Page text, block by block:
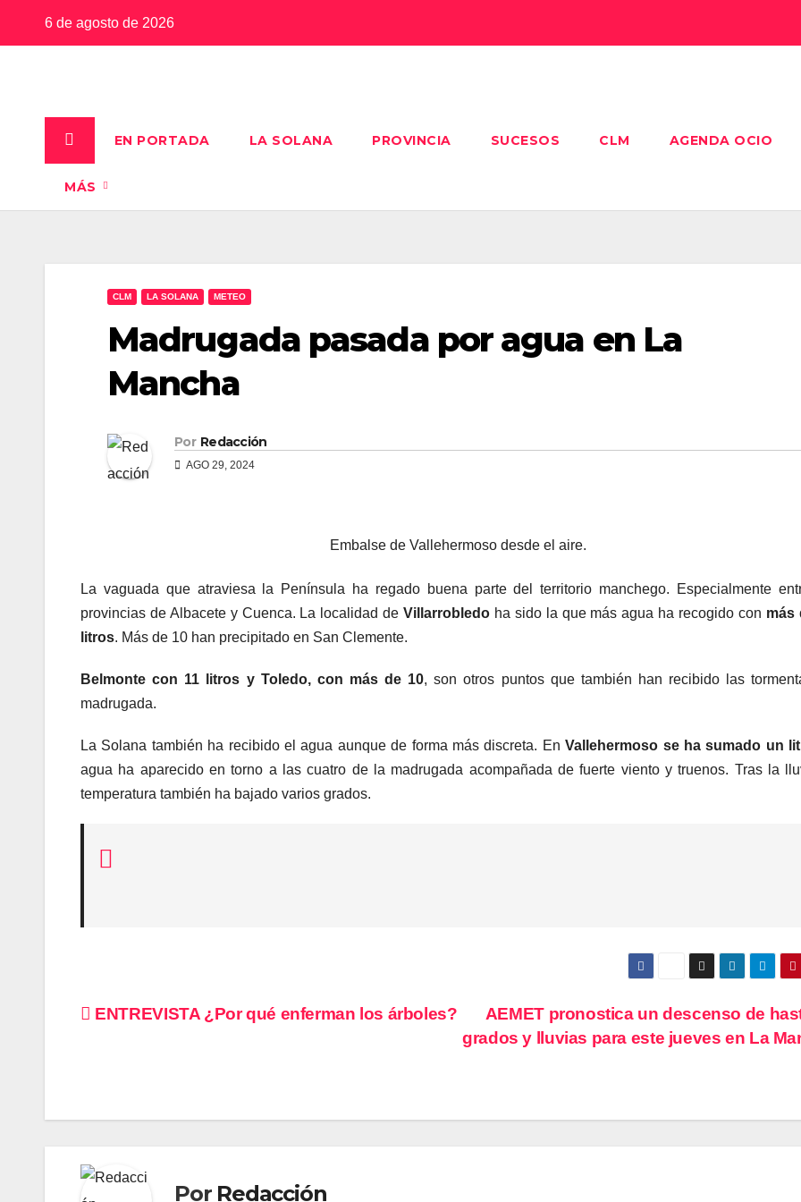
6 de agosto de 2026
EN PORTADA LA SOLANA PROVINCIA SUCESOS CLM AGENDA OCIO
MÁS
CLM LA SOLANA METEO
Madrugada pasada por agua en La
Mancha
Por Redacción
AGO 29, 2024
Embalse de Vallehermoso desde el aire.
La vaguada que atraviesa la Península ha regado buena parte del territorio manchego. Especialmente
provincias de Albacete y Cuenca. La localidad de Villarrobledo ha sido la que más agua ha recogido con más
litros. Más de 10 han precipitado en San Clemente.
Belmonte con 11 litros y Toledo, con más de 10, son otros puntos que también han recibido las
madrugada.
La Solana también ha recibido el agua aunque de forma más discreta. EnVallehermoso se ha sumado un
agua ha aparecido en torno a las cuatro de la madrugada acompañada de fuerte viento y truenos. Tras la
temperatura también ha bajado varios grados.
Navegación
AEMET pronostica un descenso de
grados y lluvias para este jueves en La
ENTREVISTA ¿Por qué enferman los árboles?
Por Redacción